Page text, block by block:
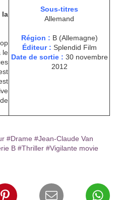
le
Sous-titres
Allemand
Région : B (Allemagne)
Éditeur : Splendid Film
Date de sortie : 30 novembre
2012
#Drame #Jean-Claude Van
B #Thriller #Vigilante movie